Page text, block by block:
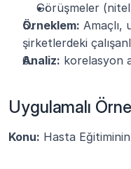
Görüşmeler
Örneklem: Amaçlı,
şirketlerdeki
Analiz: korelasyon
Uygulamalı
Konu: Hasta